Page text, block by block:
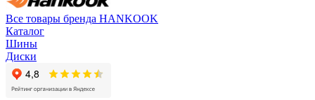
Все товары бренда HANKOOK
Каталог
Шины
Диски